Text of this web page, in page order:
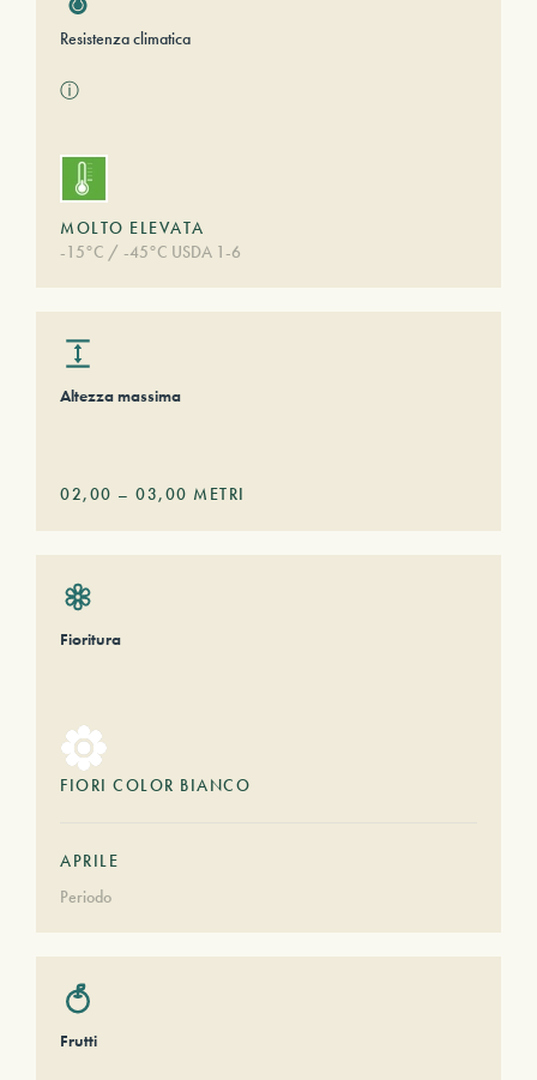
Resistenza climatica
ⓘ
MOLTO ELEVATA
-15°C / -45°C USDA 1-6
Altezza massima
02,00 – 03,00 METRI
Fioritura
FIORI COLOR BIANCO
APRILE
Periodo
Frutti